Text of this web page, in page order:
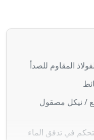
المقاوم للصدأ
/ نيكل مصقول
في تدفق الماء